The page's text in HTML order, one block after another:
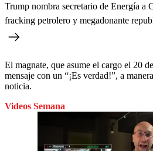
Trump nombra secretario de Energía a
fracking petrolero y megadonante
El magnate, que asume el cargo el 20
mensaje con un “¡Es verdad!”, a
noticia.
Videos Semana